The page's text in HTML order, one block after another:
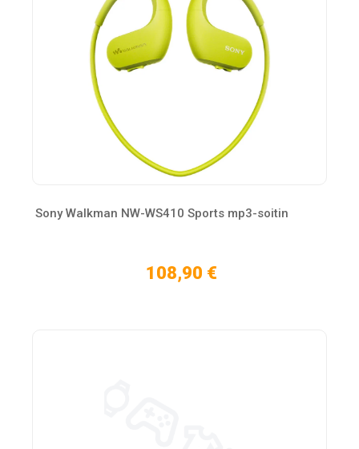
Sony Walkman NW-WS410 Sports mp3-soitin
108,90 €